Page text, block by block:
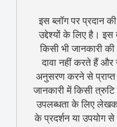
इस ब्लॉग पर प्रदान
उद्देश्यों के लिए है।
किसी भी जानकारी
दावा नहीं करते हैं
अनुसरण करने से प्राप्त
जानकारी में किसी
उपलब्धता के लिए लेखक
के प्रदर्शन या उपयोग